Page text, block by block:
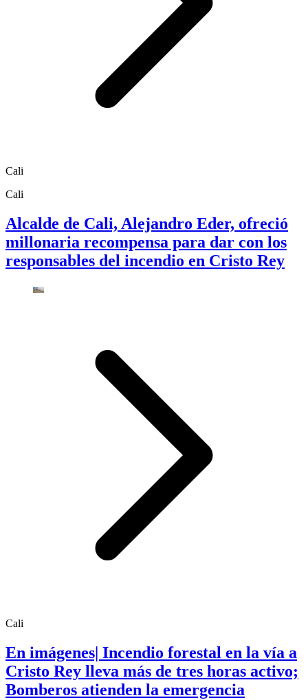
Cali
Cali
Alcalde de Cali, Alejandro Eder, ofreció
millonaria recompensa para dar con los
responsables del incendio en Cristo Rey
Cali
En imágenes| Incendio forestal en la vía a
Cristo Rey lleva más de tres horas activo;
Bomberos atienden la emergencia